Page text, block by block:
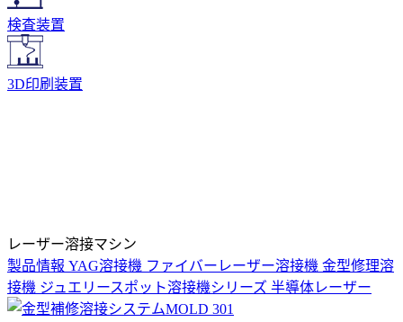
検査装置
3D印刷装置
レーザー溶接マシン
製品情報 YAG溶接機 ファイバーレーザー溶接機 金型修理溶
接機 ジュエリースポット溶接機シリーズ 半導体レーザー